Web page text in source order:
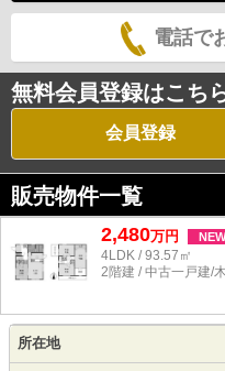
電話で
無料会員登録はこち
会員登録
販売物件一覧
2,480万円 NEW
4LDK / 93.57㎡
2階建 / 中古一戸建/
所在地